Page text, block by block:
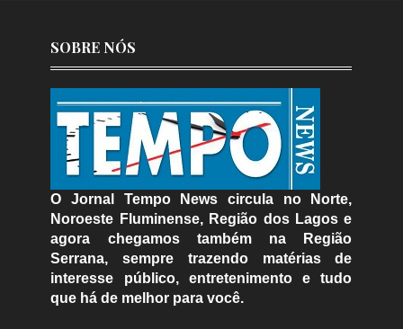
SOBRE NÓS
O Jornal Tempo News circula no Norte,
Noroeste Fluminense, Região dos Lagos e
agora chegamos também na Região
Serrana, sempre trazendo matérias de
interesse público, entretenimento e tudo
que há de melhor para você.